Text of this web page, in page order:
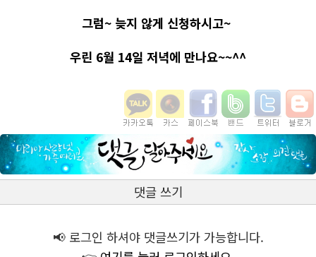
그럼~ 늦지 않게 신청하시고~
우린 6월 14일 저녁에 만나요~~^^
댓글 쓰기
📢 로그인 하셔야 댓글쓰기가 가능합니다.